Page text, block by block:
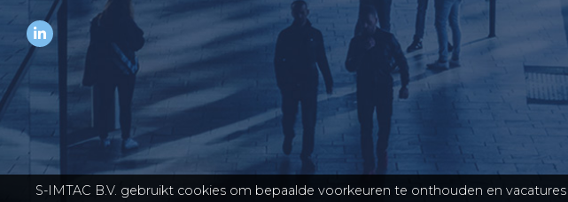
S-IMTAC B.V. gebruikt cookies om bepaalde voorkeuren te onthouden en